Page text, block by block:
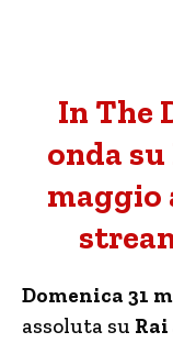
In The
onda su
maggio
Domenica 31
assoluta su Rai